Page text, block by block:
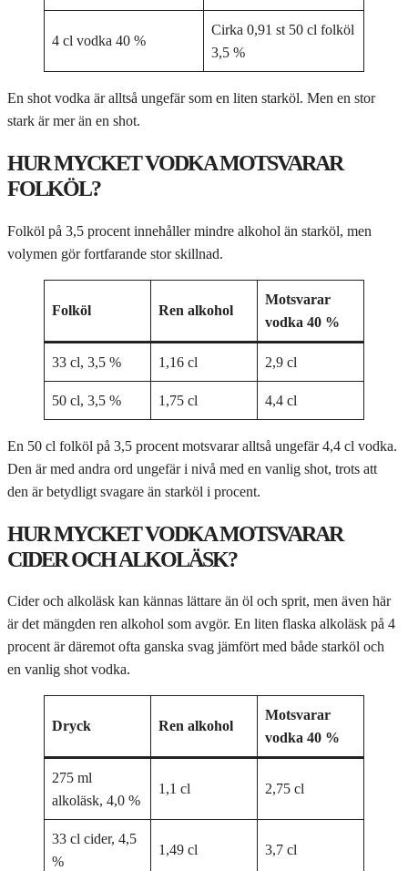
4 cl vodka 40 %
Cirka 0,91 st 50 cl folköl
3,5 %
En shot vodka är alltså ungefär som en liten starköl. Men en stor
stark är mer än en shot.
HUR MYCKET VODKA MOTSVARAR
FOLKÖL?
Folköl på 3,5 procent innehåller mindre alkohol än starköl, men
volymen gör fortfarande stor skillnad.
Folköl Ren alkohol
Motsvarar
vodka 40 %
33 cl, 3,5 % 1,16 cl 2,9 cl
50 cl, 3,5 % 1,75 cl 4,4 cl
En 50 cl folköl på 3,5 procent motsvarar alltså ungefär 4,4 cl vodka.
Den är med andra ord ungefär i nivå med en vanlig shot, trots att
den är betydligt svagare än starköl i procent.
HUR MYCKET VODKA MOTSVARAR
CIDER OCH ALKOLÄSK?
Cider och alkoläsk kan kännas lättare än öl och sprit, men även här
är det mängden ren alkohol som avgör. En liten flaska alkoläsk på 4
procent är däremot ofta ganska svag jämfört med både starköl och
en vanlig shot vodka.
Dryck Ren alkohol
Motsvarar
vodka 40 %
275 ml
alkoläsk, 4,0 %
1,1 cl 2,75 cl
33 cl cider, 4,5
%
1,49 cl 3,7 cl